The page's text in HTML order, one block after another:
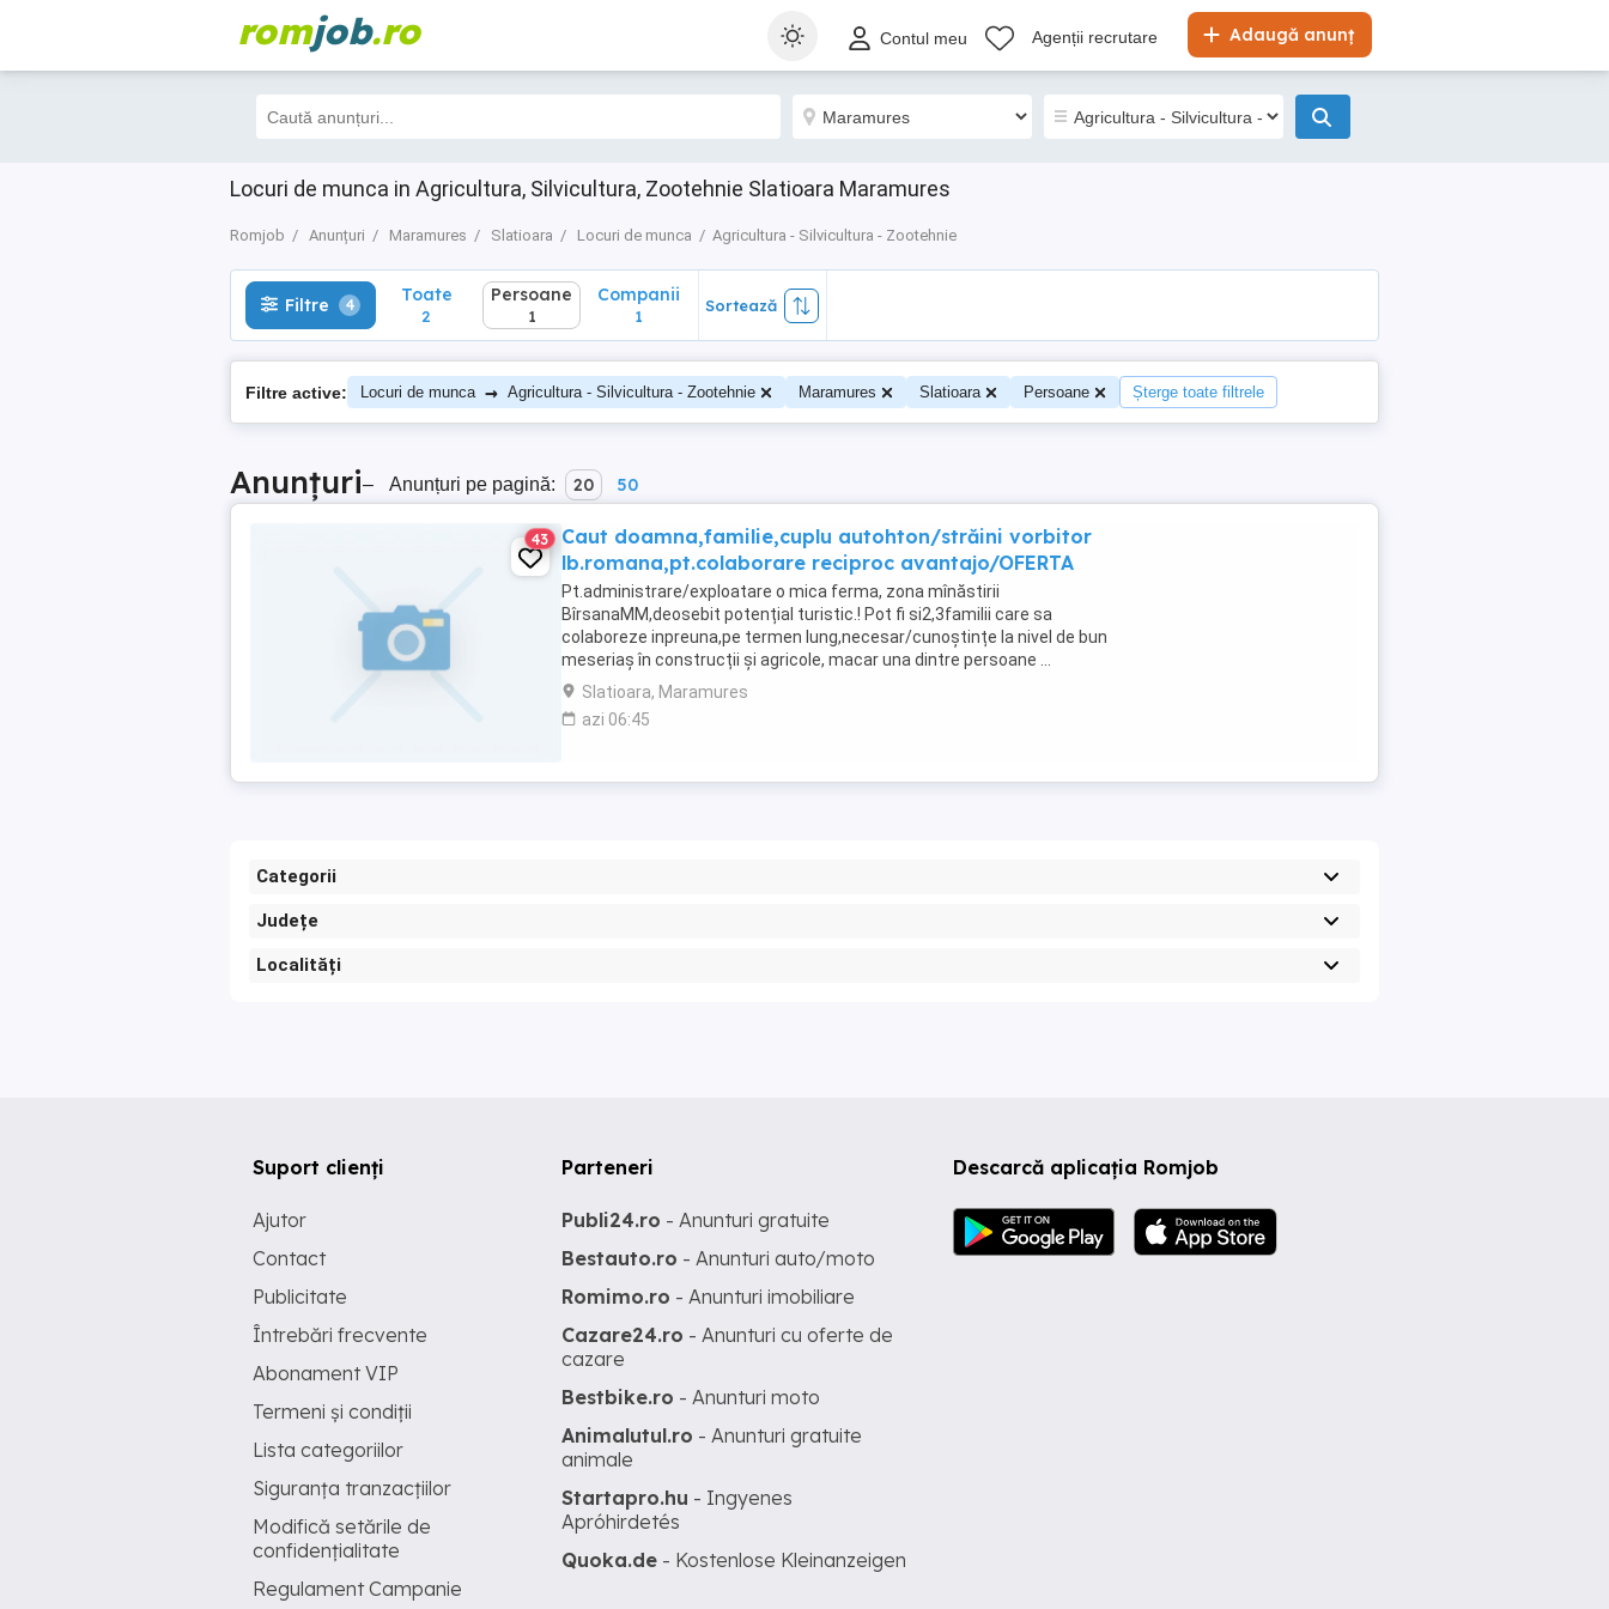
romjob.ro Adaugă anunț
Contul meu Agenții recrutare
Locuri de munca in Agricultura, Silvicultura, Zootehnie Slatioara Maramures
Romjob Anunțuri Maramures Slatioara Locuri de munca Agricultura - Silvicultura - Zootehnie
Filtre 4 Toate
2
Filtre 4 Toate
2
Persoane
1
Companii
1
Sortează
Filtre active: Locuri de munca → Agricultura - Silvicultura - Zootehnie Maramures Slatioara Persoane Șterge toate filtrele
Anunțuri– Anunțuri pe pagină: 20 50
43
Caut doamna,familie,cuplu autohton/străini vorbitor
lb.romana,pt.colaborare reciproc avantajo/OFERTA
Pt.administrare/exploatare o mica ferma, zona mînăstirii
BîrsanaMM,deosebit potențial turistic.! Pot fi si2,3familii care sa
colaboreze inpreuna,pe termen lung,necesar/cunoștințe la nivel de bun
meseriaș în construcții și agricole, macar una dintre persoane ...
Slatioara, Maramures
azi 06:45
Categorii
Județe
Localități
Descarcă aplicația Romjob
Suport clienți
Ajutor
Contact
Publicitate
Întrebări frecvente
Abonament VIP
Termeni și condiții
Lista categoriilor
Siguranța tranzacțiilor
Modifică setările de
confidențialitate
Regulament Campanie
Parteneri
Publi24.ro - Anunturi gratuite
Bestauto.ro - Anunturi auto/moto
Romimo.ro - Anunturi imobiliare
Cazare24.ro - Anunturi cu oferte de
cazare
Bestbike.ro - Anunturi moto
Animalutul.ro - Anunturi gratuite
animale
Startapro.hu - Ingyenes
Apróhirdetés
Quoka.de - Kostenlose Kleinanzeigen